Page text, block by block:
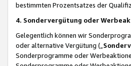
bestimmten Prozentsatzes der
4. Sondervergütung oder
Gelegentlich können wir
oder alternative Vergütung („
Sonderprogramme oder